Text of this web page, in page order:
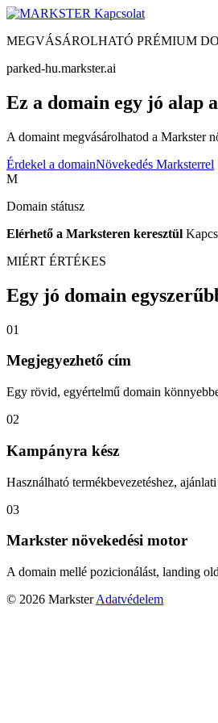
Kapcsolat
MEGVÁSÁROLHATÓ PRÉMIUM
parked-hu.markster.ai
Ez a domain egy jó alap
A domaint megvásárolhatod a Markster
Érdekel a domainNövekedés Marksterrel
M
Domain státusz
Elérhető a Marksteren keresztül
MIÉRT ÉRTÉKES
Egy jó domain
01
Megjegyezhető cím
Egy rövid, egyértelmű domain
02
Kampányra kész
Használható termékbevezetéshez,
03
Markster növekedési motor
A domain mellé pozicionálást, landing
© 2026 Markster Adatvédelem